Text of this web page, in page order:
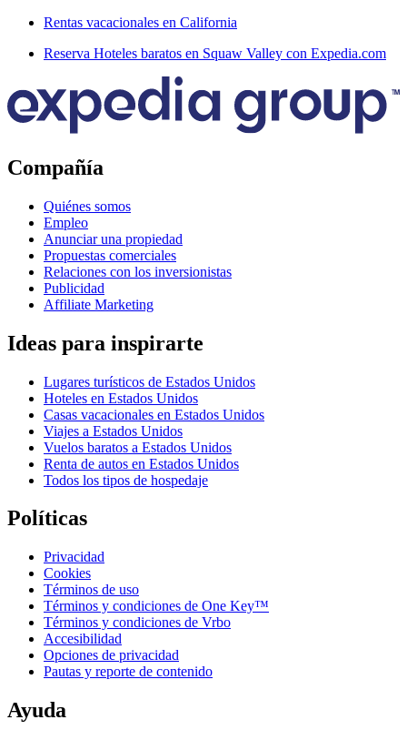
Rentas vacacionales en California
Reserva Hoteles baratos en Squaw Valley con Expedia.com
Compañía
Quiénes somos
Empleo
Anunciar una propiedad
Propuestas comerciales
Relaciones con los inversionistas
Publicidad
Affiliate Marketing
Ideas para inspirarte
Lugares turísticos de Estados Unidos
Hoteles en Estados Unidos
Casas vacacionales en Estados Unidos
Viajes a Estados Unidos
Vuelos baratos a Estados Unidos
Renta de autos en Estados Unidos
Todos los tipos de hospedaje
Políticas
Privacidad
Cookies
Términos de uso
Términos y condiciones de One Key™
Términos y condiciones de Vrbo
Accesibilidad
Opciones de privacidad
Pautas y reporte de contenido
Ayuda